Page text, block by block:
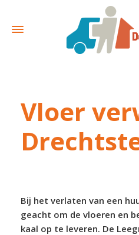
Vloer
Bij het verlaten van een
geacht om de vloeren en
kaal op te leveren. De